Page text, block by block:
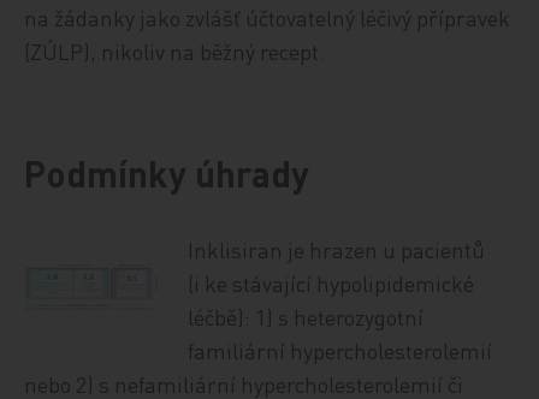
na žádanky jako zvlášť účtovatelný léčivý přípravek
(ZÚLP), nikoliv na běžný recept.
Podmínky úhrady
Inklisiran je hrazen u pacientů
(i ke stávající hypolipidemické
léčbě): 1) s heterozygotní
familiární hypercholesterolemií
nebo 2) s nefamiliární hypercholesterolemií či